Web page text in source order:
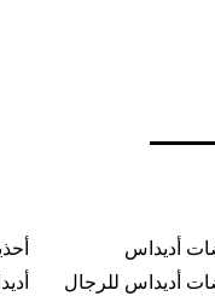
أديداس
أديداس للرجال